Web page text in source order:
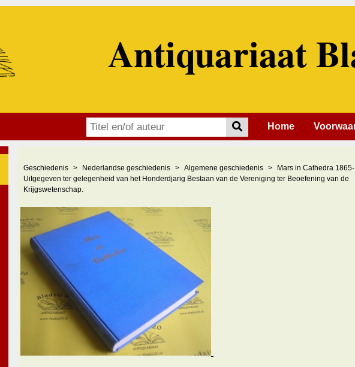
Antiquariaat
Home
Geschiedenis Nederlandse geschiedenis Algemene geschiedenis
Mars in Cathedra
Uitgegeven ter gelegenheid van het Honderdjarig Bestaan van de Vereniging ter Beoefening van de
Krijgswetenschap.